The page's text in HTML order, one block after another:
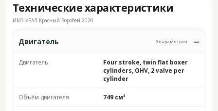
Технические характеристики
ИМЗ УРАЛ Красный Воробей 2020
Двигатель 9 параметров
Двигатель
Four stroke, twin flat boxer
cylinders, OHV, 2 valve per
cylinder
Объём двигателя 749 см³